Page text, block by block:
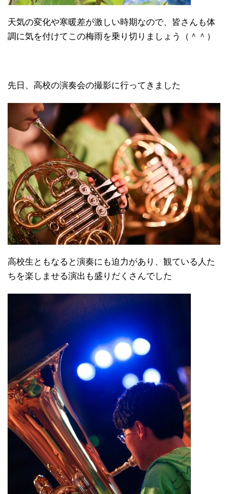
天気の変化や寒暖差が激しい時期なので、皆さんも体
調に気を付けてこの梅雨を乗り切りましょう（＾＾）
先日、高校の演奏会の撮影に行ってきました
高校生ともなると演奏にも迫力があり、観ている人た
ちを楽しませる演出も盛りだくさんでした